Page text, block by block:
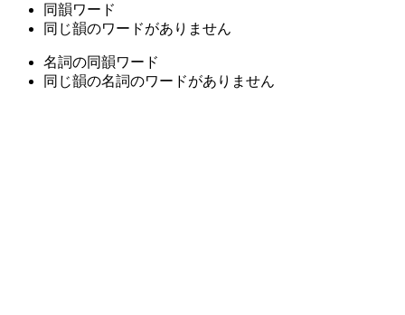
同韻ワード
同じ韻のワードがありません
名詞の同韻ワード
同じ韻の名詞のワードがありません